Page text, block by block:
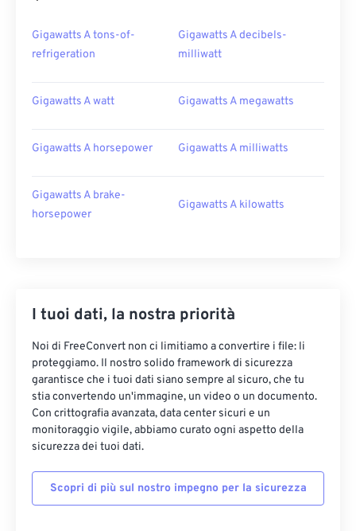
Gigawatts A tons-of-
refrigeration
Gigawatts A decibels-
milliwatt
Gigawatts A watt Gigawatts A megawatts
Gigawatts A horsepower Gigawatts A milliwatts
Gigawatts A brake-
horsepower
Gigawatts A kilowatts
I tuoi dati, la nostra priorità
Noi di FreeConvert non ci limitiamo a convertire i file: li
proteggiamo. Il nostro solido framework di sicurezza
garantisce che i tuoi dati siano sempre al sicuro, che tu
stia convertendo un'immagine, un video o un documento.
Con crittografia avanzata, data center sicuri e un
monitoraggio vigile, abbiamo curato ogni aspetto della
sicurezza dei tuoi dati.
Scopri di più sul nostro impegno per la sicurezza